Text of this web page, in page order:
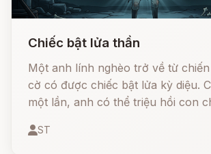
Chiếc bật lửa thần
Một anh lính nghèo trở về từ
cờ có được chiếc bật lửa kỳ diệu.
một lần, anh có thể triệu hồi con
cái cối xay. Và bật ba lần, là con
ST